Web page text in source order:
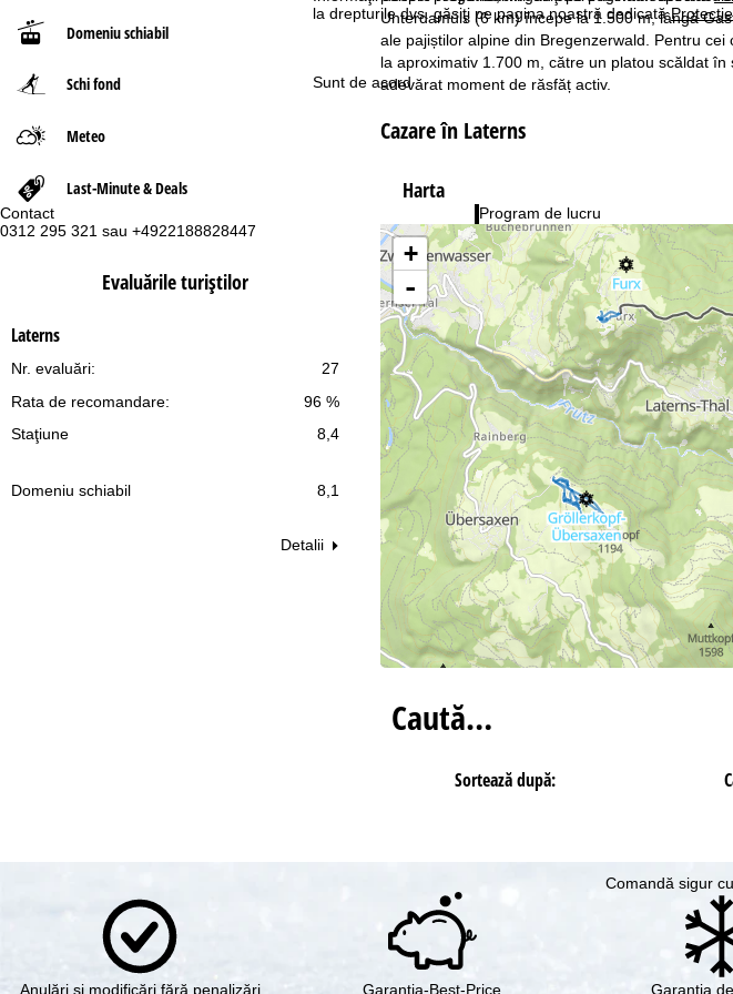
la drepturile dvs. găsiţi pe pagina noastră dedicată
Sunt de acord
Contact
0312 295 321 sau +4922188828447
Program de lucru
Lun.-Joi:
10:00-
Vin.:
10:00-
Sâm.-Dum.:
Contact
Domeniu schiabil
Schi fond
Meteo
Last-Minute & Deals
Evaluările turiştilor
Laterns
27
Nr. evaluări:
96 %
Rata de recomandare:
Staţiune
8,4
Domeniu schiabil 8,1
Detalii
ă
Unterdamüls (6 km) începe la 1.500 m, lângă
ale pajiștilor alpine din Bregenzerwald. Pentru
la aproximativ 1.700 m, către un platou scăldat
adevărat moment de răsfăț activ.
Cazare în Laterns
Harta
+
-
Caută…
Sortează după:
Comandă sigur
Anulări şi modificări fără penalizări Garanţia-Best-Price Garanţia